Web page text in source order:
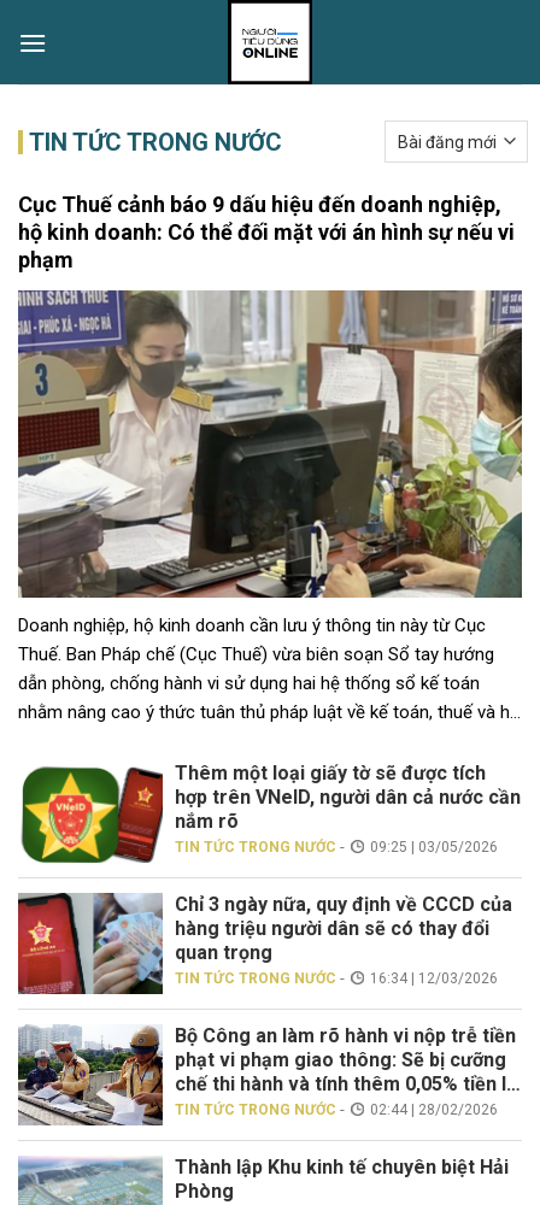
TIN TỨC TRONG NƯỚC
Cục Thuế cảnh báo 9 dấu hiệu đến doanh nghiệp,
hộ kinh doanh: Có thể đối mặt với án hình sự nếu vi
phạm
Doanh nghiệp, hộ kinh doanh cần lưu ý thông tin này từ Cục
Thuế. Ban Pháp chế (Cục Thuế) vừa biên soạn Sổ tay hướng
dẫn phòng, chống hành vi sử dụng hai hệ thống sổ kế toán
nhằm nâng cao ý thức tuân thủ pháp luật về kế toán, thuế và hỗ
Thêm một loại giấy tờ sẽ được tích
hợp trên VNeID, người dân cả nước cần
nắm rõ
TIN TỨC TRONG NƯỚC - 09:25 | 03/05/2026
Chỉ 3 ngày nữa, quy định về CCCD của
hàng triệu người dân sẽ có thay đổi
quan trọng
TIN TỨC TRONG NƯỚC - 16:34 | 12/03/2026
Bộ Công an làm rõ hành vi nộp trễ tiền
phạt vi phạm giao thông: Sẽ bị cưỡng
chế thi hành và tính thêm 0,05% tiền lãi
mỗi ngày
TIN TỨC TRONG NƯỚC - 02:44 | 28/02/2026
Thành lập Khu kinh tế chuyên biệt Hải
Phòng